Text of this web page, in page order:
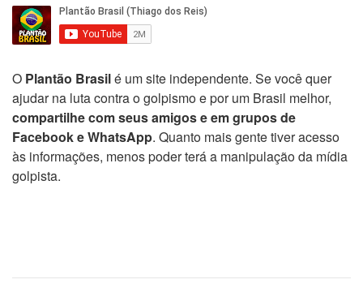
O Plantão Brasilé um site independente. Se você quer
ajudar na luta contra o golpismo e por um Brasil melhor,
compartilhe com seus amigos e em grupos de
Facebook e WhatsApp. Quanto mais gente tiver acesso
às informações, menos poder terá a manipulação da mídia
golpista.